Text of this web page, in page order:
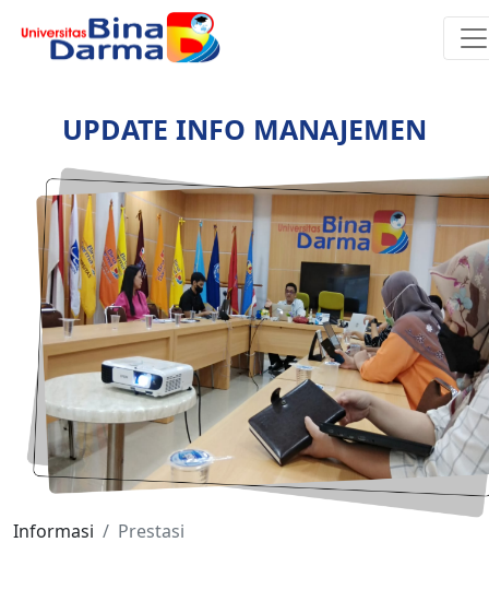
UPDATE INFO MANAJEMEN
Informasi Prestasi